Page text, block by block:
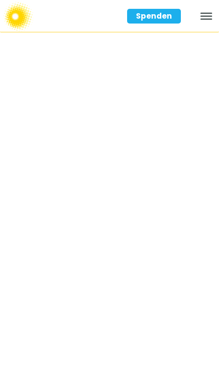
Spenden